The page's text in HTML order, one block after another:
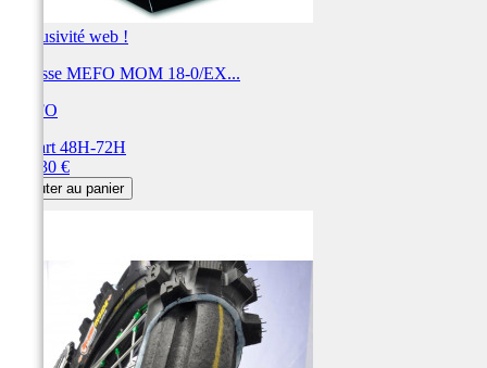
Exclusivité web !
Mousse MEFO MOM 18-0/EX...
MEFO
Départ 48H-72H
161,30 €
Ajouter au panier